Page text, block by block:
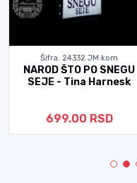
Šifra: 24332 JM:kom
NAROD ŠTO PO SNEGU
SEJE - Tina Harnesk
699.00 RSD